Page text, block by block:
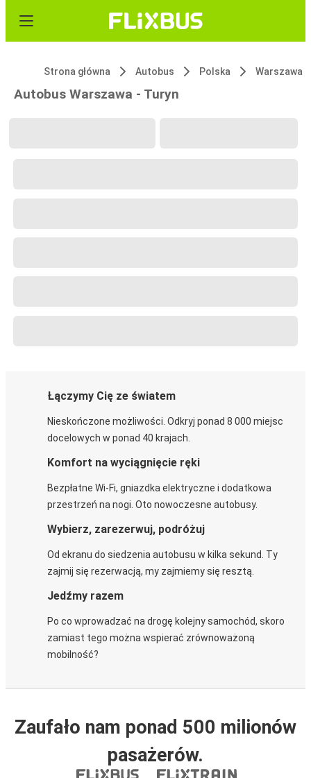
Strona główna Autobus Polska Warszawa
Autobus Warszawa - Turyn
Łączymy Cię ze światem
Nieskończone możliwości. Odkryj ponad 8 000 miejsc
docelowych w ponad 40 krajach.
Komfort na wyciągnięcie ręki
Bezpłatne Wi-Fi, gniazdka elektryczne i dodatkowa
przestrzeń na nogi. Oto nowoczesne autobusy.
Wybierz, zarezerwuj, podróżuj
Od ekranu do siedzenia autobusu w kilka sekund. Ty
zajmij się rezerwacją, my zajmiemy się resztą.
Jedźmy razem
Po co wprowadzać na drogę kolejny samochód, skoro
zamiast tego można wspierać zrównoważoną
mobilność?
Zaufało nam ponad 500 milionów
pasażerów.